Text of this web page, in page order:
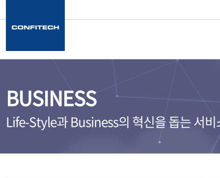
BUSINESS
Life-Style과 Business의 혁신을 돕는 서비